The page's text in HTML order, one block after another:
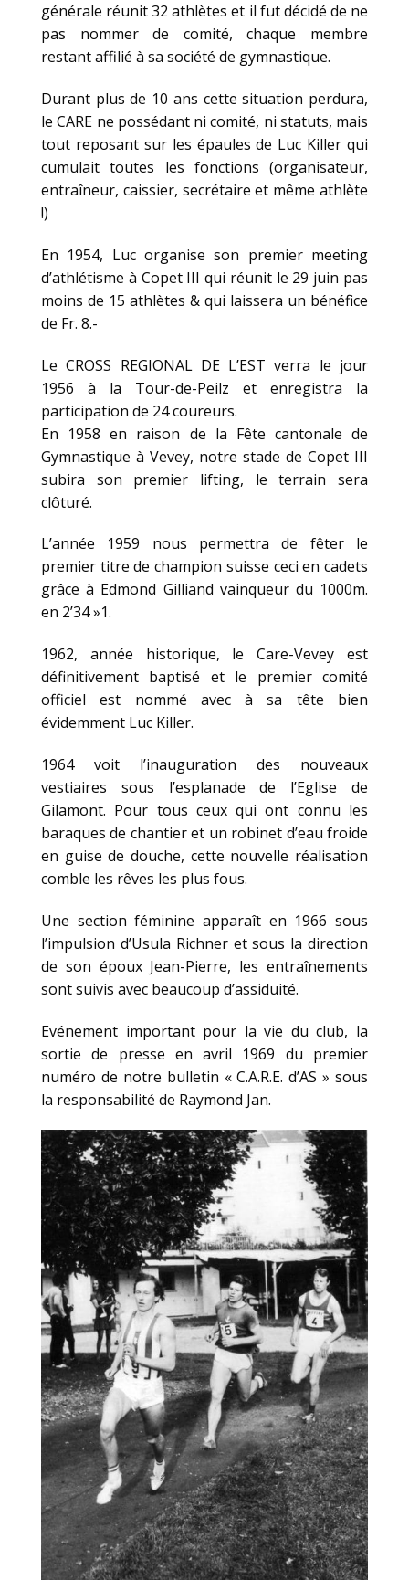
générale réunit 32 athlètes et il fut décidé de ne
pas nommer de comité, chaque membre
restant affilié à sa société de gymnastique.
Durant plus de 10 ans cette situation perdura,
le CARE ne possédant ni comité, ni statuts, mais
tout reposant sur les épaules de Luc Killer qui
cumulait toutes les fonctions (organisateur,
entraîneur, caissier, secrétaire et même athlète
!)
En 1954, Luc organise son premier meeting
d’athlétisme à Copet III qui réunit le 29 juin pas
moins de 15 athlètes & qui laissera un bénéfice
de Fr. 8.-
Le CROSS REGIONAL DE L’EST verra le jour
1956 à la Tour-de-Peilz et enregistra la
participation de 24 coureurs.
En 1958 en raison de la Fête cantonale de
Gymnastique à Vevey, notre stade de Copet III
subira son premier lifting, le terrain sera
clôturé.
L’année 1959 nous permettra de fêter le
premier titre de champion suisse ceci en cadets
grâce à Edmond Gilliand vainqueur du 1000m.
en 2’34 »1.
1962, année historique, le Care-Vevey est
définitivement baptisé et le premier comité
officiel est nommé avec à sa tête bien
évidemment Luc Killer.
1964 voit l’inauguration des nouveaux
vestiaires sous l’esplanade de l’Eglise de
Gilamont. Pour tous ceux qui ont connu les
baraques de chantier et un robinet d’eau froide
en guise de douche, cette nouvelle réalisation
comble les rêves les plus fous.
Une section féminine apparaît en 1966 sous
l’impulsion d’Usula Richner et sous la direction
de son époux Jean-Pierre, les entraînements
sont suivis avec beaucoup d’assiduité.
Evénement important pour la vie du club, la
sortie de presse en avril 1969 du premier
numéro de notre bulletin « C.A.R.E. d’AS » sous
la responsabilité de Raymond Jan.